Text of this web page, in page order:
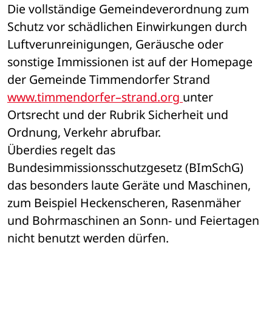
Die vollständige Gemeindeverordnung zum
Schutz vor schädlichen Einwirkungen durch
Luftverunreinigungen, Geräusche oder
sonstige Immissionen ist auf der Homepage
www.timmendorfer–strand.org unter
Ortsrecht und der Rubrik Sicherheit und
Ordnung, Verkehr abrufbar.
Überdies regelt das
Bundesimmissionsschutzgesetz (BImSchG)
das besonders laute Geräte und Maschinen,
zum Beispiel Heckenscheren, Rasenmäher
und Bohrmaschinen an Sonn- und Feiertagen
nicht benutzt werden dürfen.